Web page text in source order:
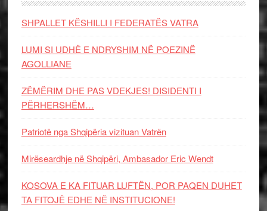
SHPALLET KËSHILLI I FEDERATËS VATRA
LUMI SI UDHË E NDRYSHIM NË POEZINË
AGOLLIANE
ZËMËRIM DHE PAS VDEKJES! DISIDENTI I
PËRHERSHËM…
Patriotë nga Shqipëria vizituan Vatrën
Mirëseardhje në Shqipëri, Ambasador Eric Wendt
KOSOVA E KA FITUAR LUFTËN, POR PAQEN DUHET
TA FITOJË EDHE NË INSTITUCIONE!